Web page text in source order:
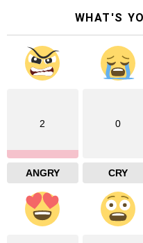
WHAT'S
2
ANGRY
0
CRY